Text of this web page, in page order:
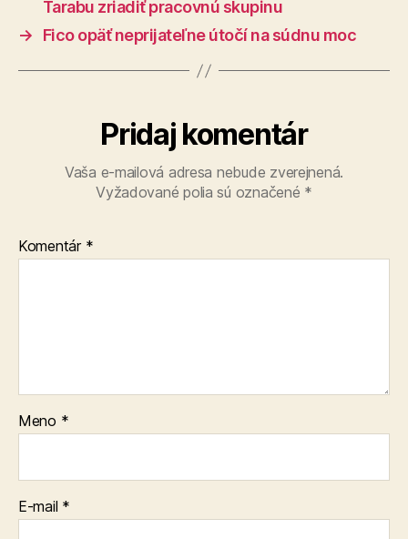
Tarabu zriadiť pracovnú skupinu
→
Fico opäť neprijateľne útočí na súdnu moc
Pridaj komentár
Vaša e-mailová adresa nebude zverejnená.
Vyžadované polia sú označené *
Komentár *
Meno *
E-mail *